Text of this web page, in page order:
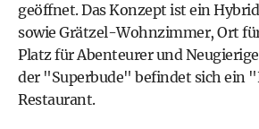
geöffnet. Das Konzept ist ein
sowie Grätzel-Wohnzimmer, Ort
Platz für Abenteurer und
der "Superbude" befindet sich ein
Restaurant.